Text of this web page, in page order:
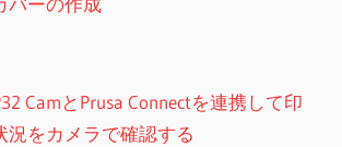
CamとPrusa Connectを連携して印
況をカメラで確認する